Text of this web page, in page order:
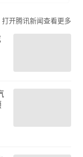
打开腾讯新闻查看更多